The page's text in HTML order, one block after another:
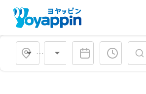
会場タイプ